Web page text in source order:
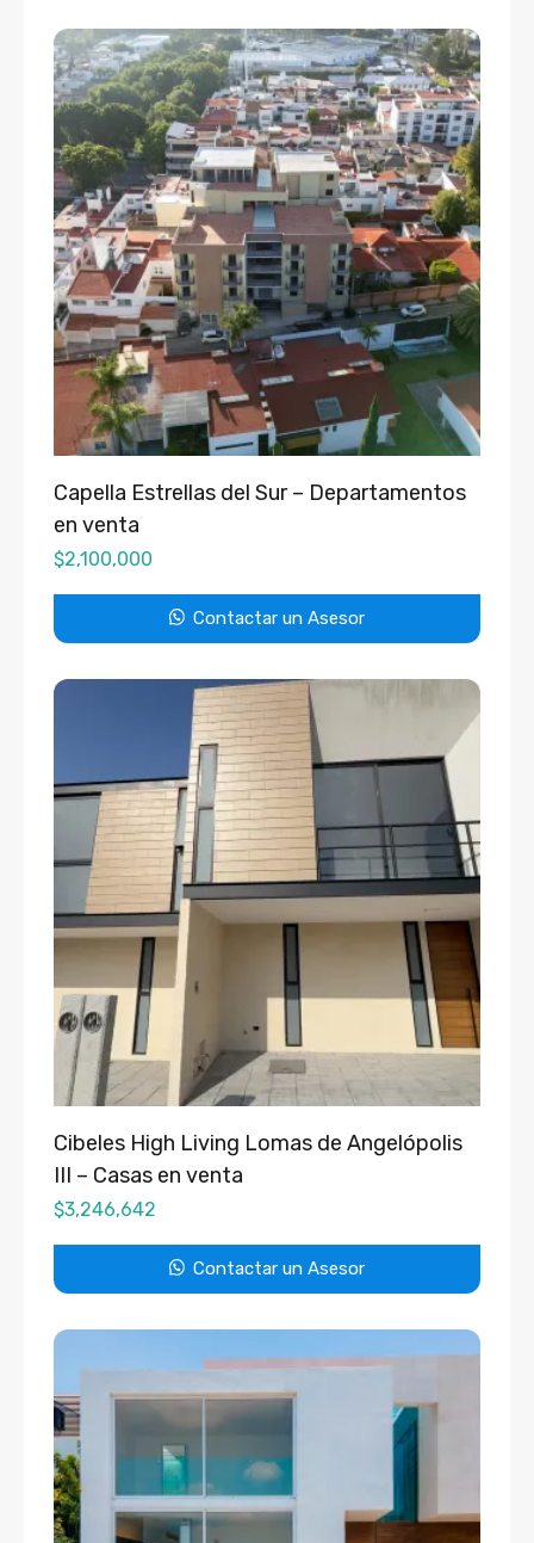
Capella Estrellas del Sur – Departamentos
en venta
$2,100,000
Contactar un Asesor
Cibeles High Living Lomas de Angelópolis
III – Casas en venta
$3,246,642
Contactar un Asesor